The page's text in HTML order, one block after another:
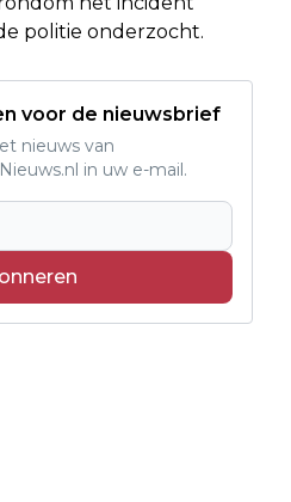
politie onderzocht.
voor de nieuwsbrief
nieuws van
in uw e-mail.